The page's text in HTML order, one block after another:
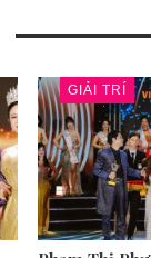
GIẢI TRÍ